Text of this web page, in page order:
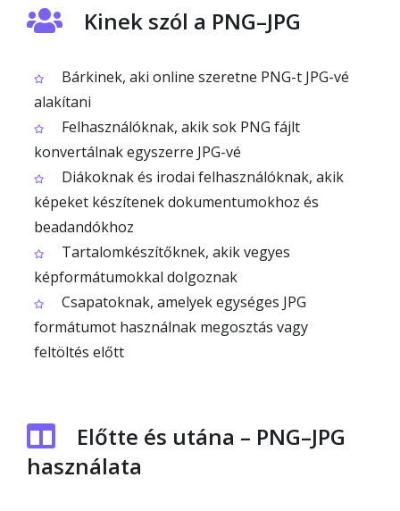
Kinek szól a PNG–JPG
Bárkinek, aki online szeretne PNG-t JPG-vé
alakítani
Felhasználóknak, akik sok PNG fájlt
konvertálnak egyszerre JPG-vé
Diákoknak és irodai felhasználóknak, akik
képeket készítenek dokumentumokhoz és
beadandókhoz
Tartalomkészítőknek, akik vegyes
képformátumokkal dolgoznak
Csapatoknak, amelyek egységes JPG
formátumot használnak megosztás vagy
feltöltés előtt
Előtte és utána – PNG–JPG
használata